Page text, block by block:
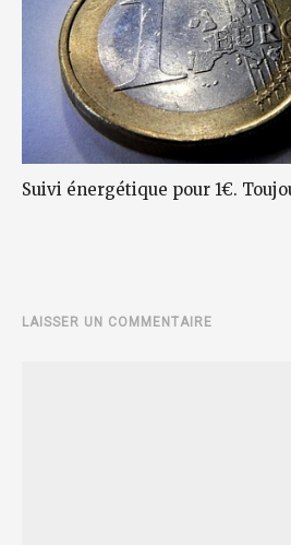
Suivi énergétique pour 1€.
LAISSER UN COMMENTAIRE